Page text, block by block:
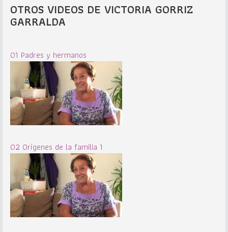
OTROS VIDEOS DE VICTORIA GORRIZ
GARRALDA
01 Padres y hermanos
02 Orígenes de la familia 1